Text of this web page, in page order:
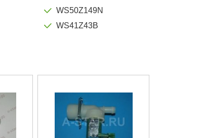
WS50Z149N
WS41Z43B